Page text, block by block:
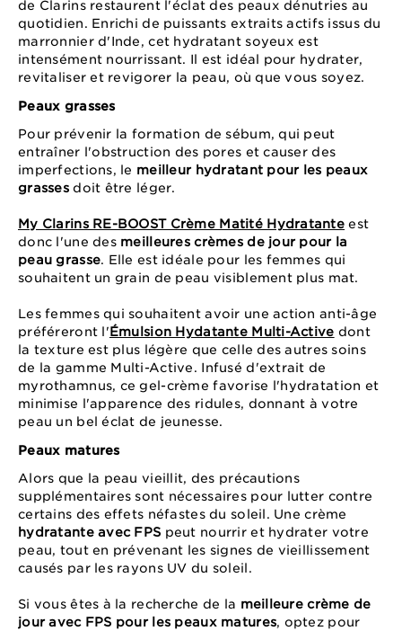
de Clarins restaurent l'éclat des peaux dénutries au
quotidien. Enrichi de puissants extraits actifs issus du
marronnier d'Inde, cet hydratant soyeux est
intensément nourrissant. Il est idéal pour hydrater,
revitaliser et revigorer la peau, où que vous soyez.
Peaux grasses
Pour prévenir la formation de sébum, qui peut
entraîner l'obstruction des pores et causer des
imperfections, le meilleur hydratant pour les peaux
grassesdoit être léger.
My Clarins RE-BOOST Crème Matité Hydratante est
donc l'une des meilleures crèmes de jour pour la
peau grasse. Elle est idéale pour les femmes qui
souhaitent un grain de peau visiblement plus mat.
Les femmes qui souhaitent avoir une action anti-âge
préféreront l'Émulsion Hydatante Multi-Active dont
la texture est plus légère que celle des autres soins
de la gamme Multi-Active. Infusé d'extrait de
myrothamnus, ce gel-crème favorise l'hydratation et
minimise l'apparence des ridules, donnant à votre
peau un bel éclat de jeunesse.
Peaux matures
Alors que la peau vieillit, des précautions
supplémentaires sont nécessaires pour lutter contre
certains des effets néfastes du soleil. Une crème
hydratante avec FPS peut nourrir et hydrater votre
peau, tout en prévenant les signes de vieillissement
causés par les rayons UV du soleil.
Si vous êtes à la recherche de la meilleure crème de
jour avec FPS pour les peaux matures, optez pour